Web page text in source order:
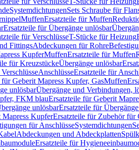
SystemdichtungenSets Schraube für
MuffenErsatzteile für Muffen
Ersatzteile für Übergänge unlösbar
für VerschlüsseT-Stücke für Heizung
FittingsAbdeckungen für Rohre
KupferMuffenErsatzteile für Muffen
für KreuzstückeÜbergänge unlösbar
AnschlüsseErsatzteile für
für Geberit Mapress Kupfer, GasMuffen
unlösbarÜbergänge und Verbindungen,
FKM blauErsatzteile für Geberit
unlösbarErsatzteile für
Mapress KupferErsatzteile für Zubehör für
für AnschlüsseSystemdichtungen
Abdeckungen und Abdeckplatten
Ersatzteile für